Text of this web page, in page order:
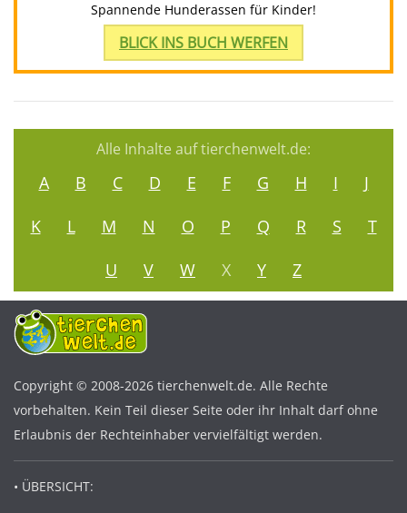
Spannende Hunderassen für Kinder!
BLICK INS BUCH WERFEN
Alle Inhalte auf tierchenwelt.de:
A B C D E F G H I
J
K
L M N O P Q R S
T
U
V W X Y Z
Copyright © 2008-2026 tierchenwelt.de. Alle Rechte
vorbehalten. Kein Teil dieser Seite oder ihr Inhalt darf ohne
Erlaubnis der Rechteinhaber vervielfältigt werden.
• ÜBERSICHT: